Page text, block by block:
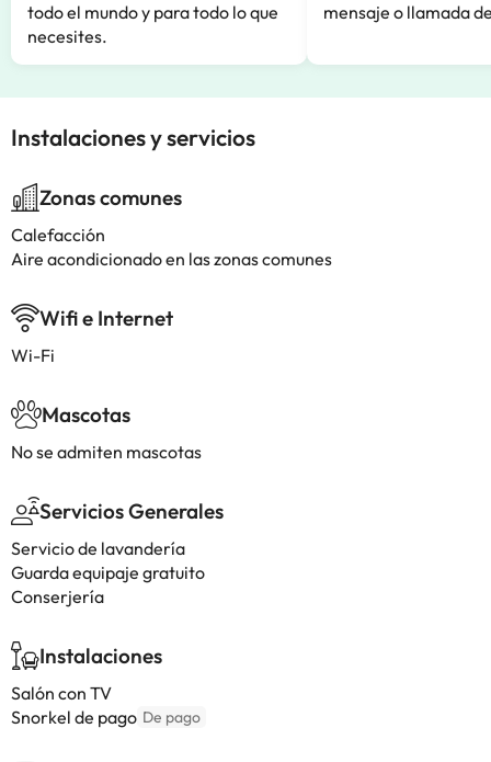
todo el mundo y para todo lo que
necesites.
mensaje o llamada
Instalaciones y servicios
Zonas comunes
Calefacción
Aire acondicionado en las zonas comunes
Wifi e Internet
Wi-Fi
Mascotas
No se admiten mascotas
Servicios Generales
Servicio de lavandería
Guarda equipaje gratuito
Conserjería
Instalaciones
Salón con TV
Snorkel de pago De pago